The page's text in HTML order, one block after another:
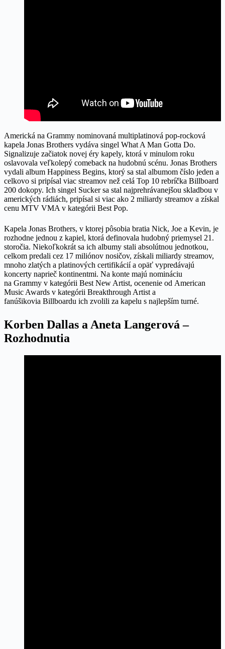
Americká na Grammy nominovaná multiplatinová pop-rocková
kapela Jonas Brothers vydáva singel What A Man Gotta Do.
Signalizuje začiatok novej éry kapely, ktorá v minulom roku
oslavovala veľkolepý comeback na hudobnú scénu. Jonas Brothers
vydali album Happiness Begins, ktorý sa stal albumom číslo jeden a
celkovo si pripísal viac streamov než celá Top 10 rebríčka Billboard
200 dokopy. Ich singel Sucker sa stal najprehrávanejšou skladbou v
amerických rádiách, pripísal si viac ako 2 miliardy streamov a získal
cenu MTV VMA v kategórii Best Pop.
Kapela Jonas Brothers, v ktorej pôsobia bratia Nick, Joe a Kevin, je
rozhodne jednou z kapiel, ktorá definovala hudobný priemysel 21.
storočia. Niekoľkokrát sa ich albumy stali absolútnou jednotkou,
celkom predali cez 17 miliónov nosičov, získali miliardy streamov,
mnoho zlatých a platinových certifikácií a opäť vypredávajú
koncerty naprieč kontinentmi. Na konte majú nomináciu
na Grammy v kategórii Best New Artist, ocenenie od American
Music Awards v kategórii Breakthrough Artist a
fanúšikovia Billboardu ich zvolili za kapelu s najlepším turné.
Korben Dallas a Aneta Langerová –
Rozhodnutia